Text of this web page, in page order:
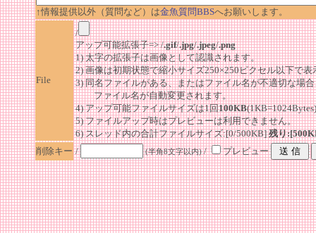
↑情報提供以外（質問など）は金魚質問BBSへお願いします。
File
/
アップ可能拡張子=> /.gif/.jpg/.jpeg/.png
1) 太字の拡張子は画像として認識されます。
2) 画像は初期状態で縮小サイズ250×250ピクセル以下で表
3) 同名ファイルがある、またはファイル名が不適切な場
ファイル名が自動変更されます。
4) アップ可能ファイルサイズは1回100KB
5) ファイルアップ時はプレビューは利用できません。
6) スレッド内の合計ファイルサイズ:[0/500KB]残り
削除キー / (半角8文字以内)/ プレビュー